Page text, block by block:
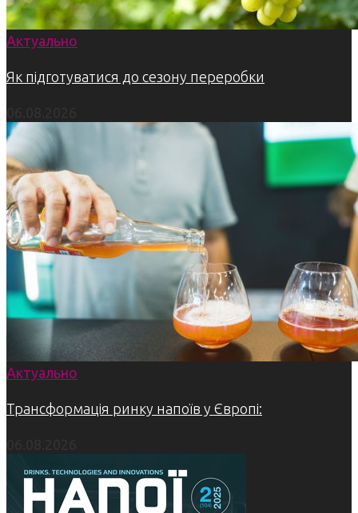
Актуально
Як підготуватися до сезону переробки
Актуально
Трансформація ринку напоїв у Європі: